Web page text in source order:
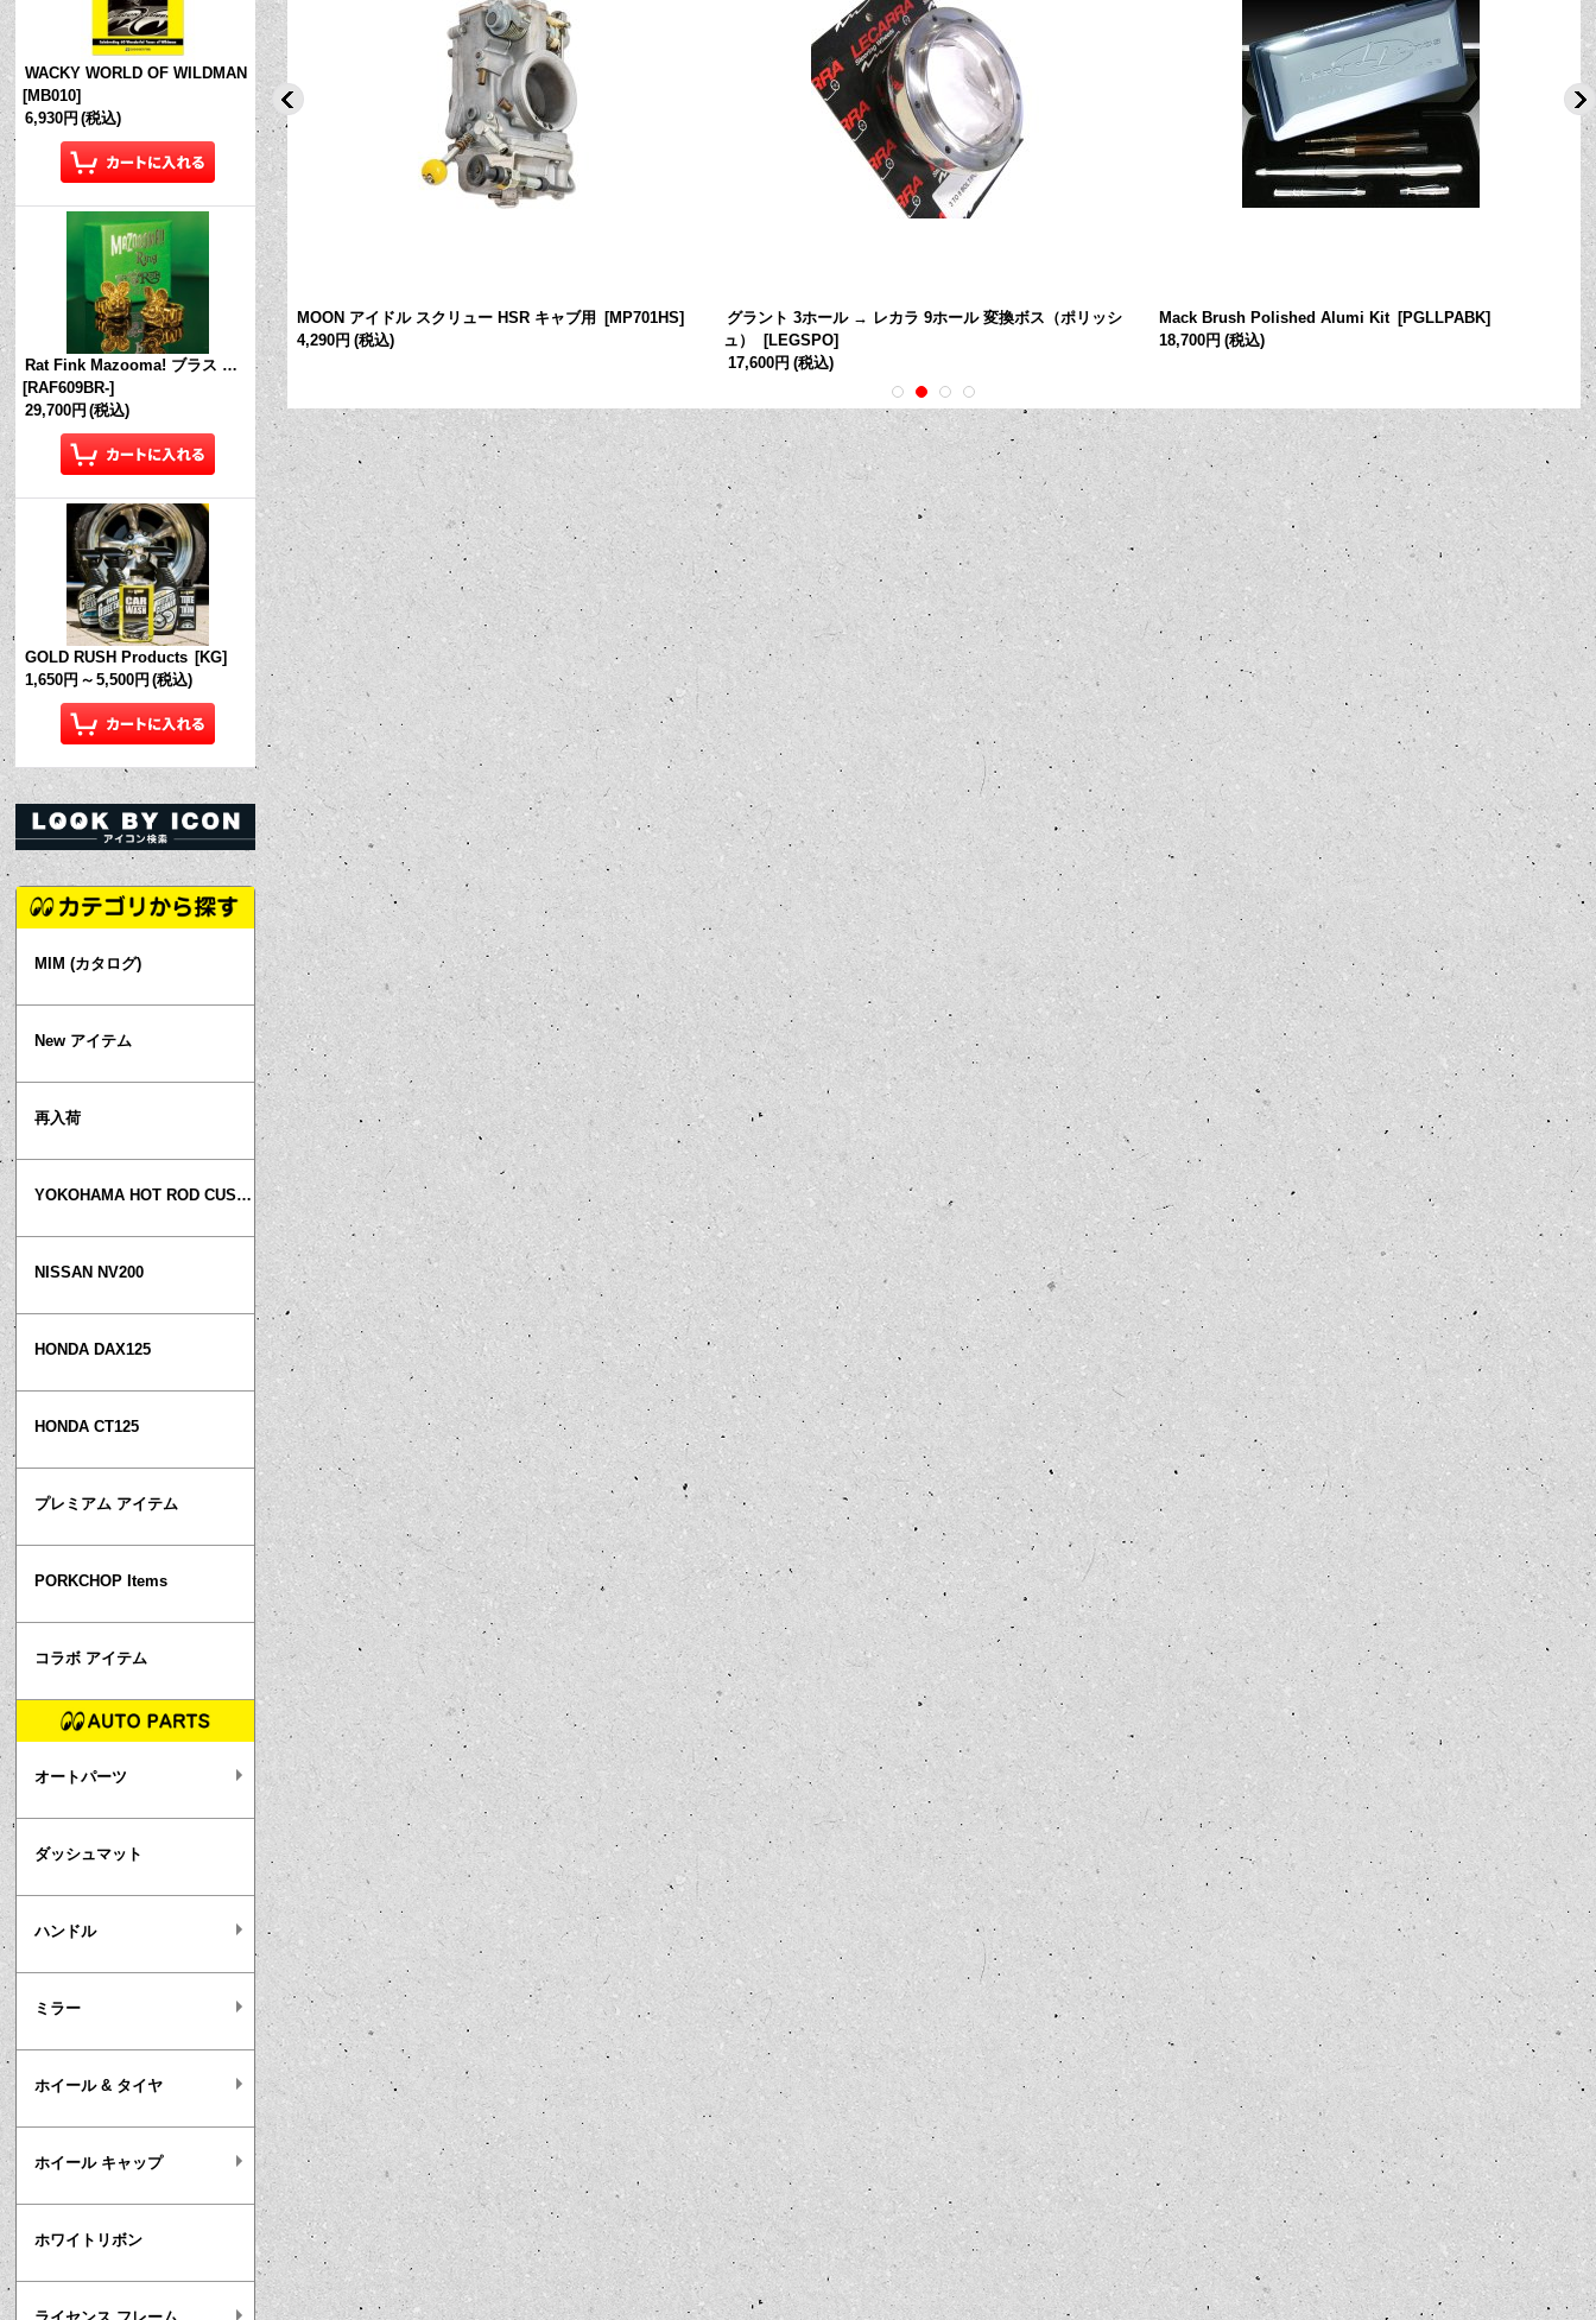
WACKY WORLD OF WILDMAN
[MB010]
6,930円 (税込)
Rat Fink Mazooma! ブラス リング
[RAF609BR-]
29,700円 (税込)
GOLD RUSH Products [KG]
1,650円 ～ 5,500円 (税込)
MIM (カタログ)
New アイテム
再入荷
YOKOHAMA HOT ROD CUSTOM SHOW
NISSAN NV200
HONDA DAX125
HONDA CT125
プレミアム アイテム
PORKCHOP Items
コラボ アイテム
オートパーツ
ダッシュマット
ハンドル
ミラー
ホイール & タイヤ
ホイール キャップ
ホワイトリボン
ネック - CHEVY Early V8 TD9228] MOON アイドル スクリュー HSR キャブ用 [MP701HS]
4,290円 (税込)
グラント 3ホール → レカラ 9ホール 変換ボス（ポリッシ
ュ）
[LEGSPO]
17,600円 (税込)
Mack Brush Polished Alumi Kit [PGLLPABK]
18,700円 (税込)